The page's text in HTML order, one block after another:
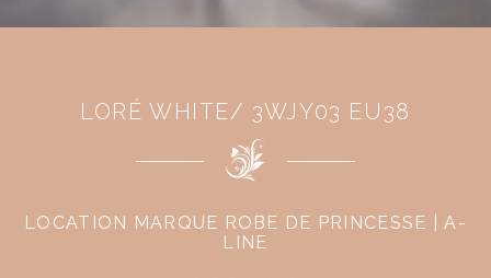
LORÉ WHITE/ 3WJY03 EU38
LOCATION MARQUE ROBE DE PRINCESSE | A-
LINE